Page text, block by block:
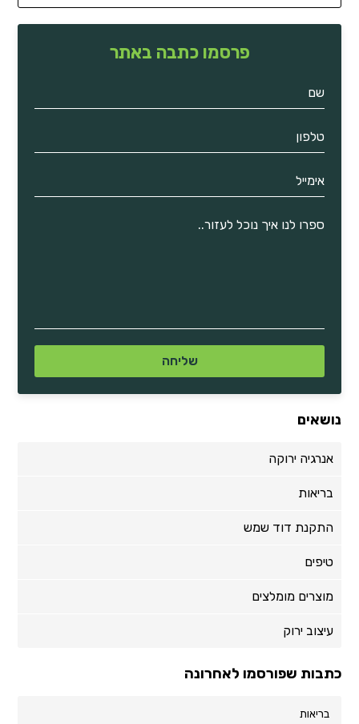
פרסמו כתבה באתר
נושאים
אנרגיה ירוקה
בריאות
התקנת דוד שמש
טיפים
מוצרים מומלצים
עיצוב ירוק
כתבות שפורסמו לאחרונה
בריאות